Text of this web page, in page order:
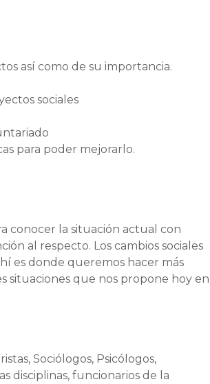
así como de su importancia.
sociales
para poder mejorarlo.
conocer la situación actual con
al respecto. Los cambios sociales
es donde queremos hacer más
situaciones que nos propone hoy en
Sociólogos, Psicólogos,
disciplinas, funcionarios de la